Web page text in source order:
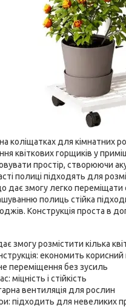
коліщатках для кімнатних
квіткових горщиків у
простір, створюючи
полиці підходять для
дає змогу легко переміщати
полиць стійка
Конструкція проста в
змогу розмістити кілька
економить корисний
переміщення без зусиль
міцність і стійкість
вентиляція для рослин
підходить для невеликих